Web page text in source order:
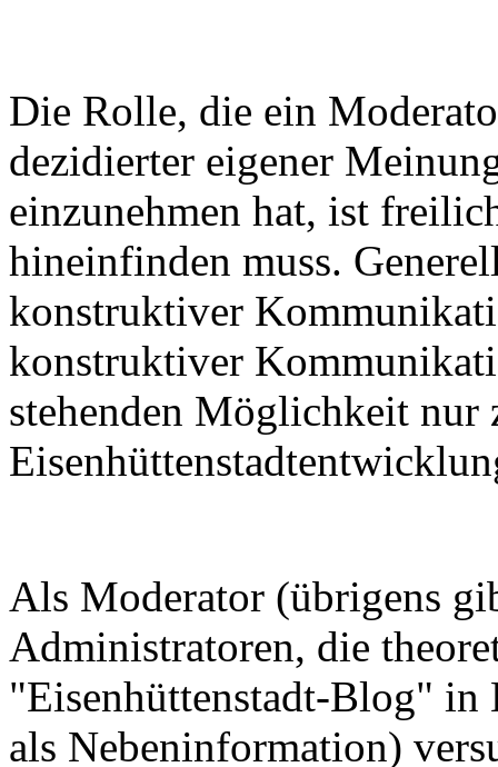
Die Rolle, die ein
dezidierter eigener
einzunehmen hat, ist
hineinfinden muss.
konstruktiver
konstruktiver
stehenden Möglichkeit nur
Als Moderator (übrigens
Administratoren, die
"Eisenhüttenstadt-Blog" in
als Nebeninformation)